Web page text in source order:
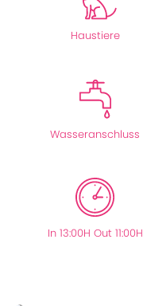
Haustiere
Wasseranschluss
In 13:00H Out 11:00H